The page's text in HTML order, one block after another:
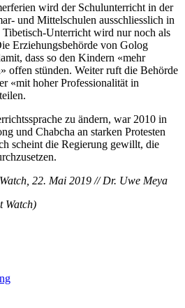
wird der Schulunterricht in der
und Mittelschulen ausschliesslich in
Tibetisch-Unterricht wird nur noch als
Erziehungsbehörde von Golog
dass so den Kindern «mehr
offen stünden. Weiter ruft die Behörde
«mit hoher Professionalität in
zu ändern, war 2010 in
und Chabcha an starken Protesten
scheint die Regierung gewillt, die
22. Mai 2019 // Dr. Uwe Meya
Watch)